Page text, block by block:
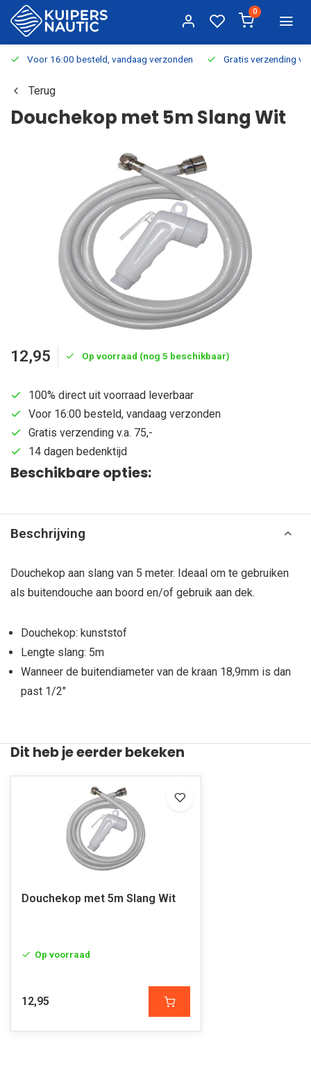
0
Voor 16:00 besteld, vandaag verzonden Gratis verzending
Terug
Douchekop met 5m Slang Wit
12,95 Op voorraad (nog 5 beschikbaar)
100% direct uit voorraad leverbaar
Voor 16:00 besteld, vandaag verzonden
Gratis verzending v.a. 75,-
14 dagen bedenktijd
Beschikbare opties:
Beschrijving
Douchekop aan slang van 5 meter. Ideaal om te gebruiken
als buitendouche aan boord en/of gebruik aan dek.
Douchekop: kunststof
Lengte slang: 5m
Wanneer de buitendiameter van de kraan 18,9mm is dan
past 1/2"
Dit heb je eerder bekeken
Douchekop met 5m Slang Wit
Op voorraad
12,95